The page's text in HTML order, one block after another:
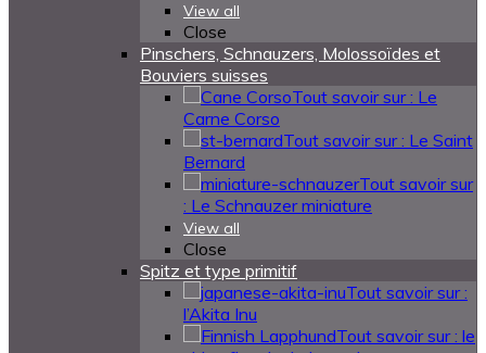
View all
Close
Pinschers, Schnauzers, Molossoïdes et
Bouviers suisses
Tout savoir sur : Le
Carne Corso
Tout savoir sur : Le Saint
Bernard
Tout savoir sur
: Le Schnauzer miniature
View all
Close
Spitz et type primitif
Tout savoir sur :
l’Akita Inu
Tout savoir sur : le